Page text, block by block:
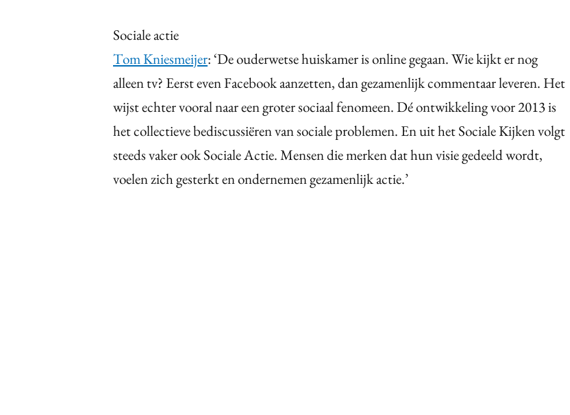
Sociale actie
Tom Kniesmeijer: ‘De ouderwetse huiskamer is online gegaan. Wie kijkt er nog
alleen tv? Eerst even Facebook aanzetten, dan gezamenlijk commentaar leveren. Het
wijst echter vooral naar een groter sociaal fenomeen. Dé ontwikkeling voor 2013 is
het collectieve bediscussiëren van sociale problemen. En uit het Sociale Kijken volgt
steeds vaker ook Sociale Actie. Mensen die merken dat hun visie gedeeld wordt,
voelen zich gesterkt en ondernemen gezamenlijk actie.’